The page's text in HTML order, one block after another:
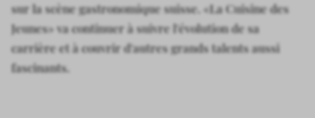
sur la scène gastronomique suisse. «La Cuisine des
Jeunes» va continuer à suivre l'évolution de sa
carrière et à couvrir d'autres grands talents aussi
fascinants.